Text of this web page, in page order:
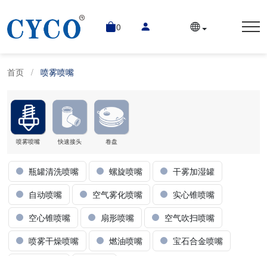
0
首页 喷雾喷嘴
喷雾喷嘴 快速接头 卷盘
瓶罐清洗喷嘴 螺旋喷嘴
干雾加湿罐
自动喷嘴
空气雾化喷嘴
实心锥喷嘴
空心锥喷嘴
扇形喷嘴
空气吹扫喷嘴
喷雾干燥喷嘴
燃油喷嘴
宝石合金喷嘴